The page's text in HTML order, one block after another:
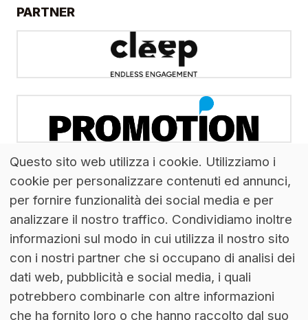
PARTNER
Questo sito web utilizza i cookie. Utilizziamo i
cookie per personalizzare contenuti ed annunci,
per fornire funzionalità dei social media e per
analizzare il nostro traffico. Condividiamo inoltre
informazioni sul modo in cui utilizza il nostro sito
con i nostri partner che si occupano di analisi dei
dati web, pubblicità e social media, i quali
potrebbero combinarle con altre informazioni
che ha fornito loro o che hanno raccolto dal suo